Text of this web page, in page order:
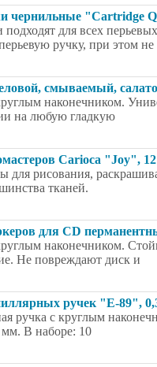
чернильные "Cartridge
для всех
ручку, при этом не
смываемый,
наконечником.
на любую гладкую
Carioca "Joy", 12
для рисования,
тканей.
для CD
наконечником.
Не повреждают диск и
ручек "Е-89",
ручка с круглым
В наборе: 10